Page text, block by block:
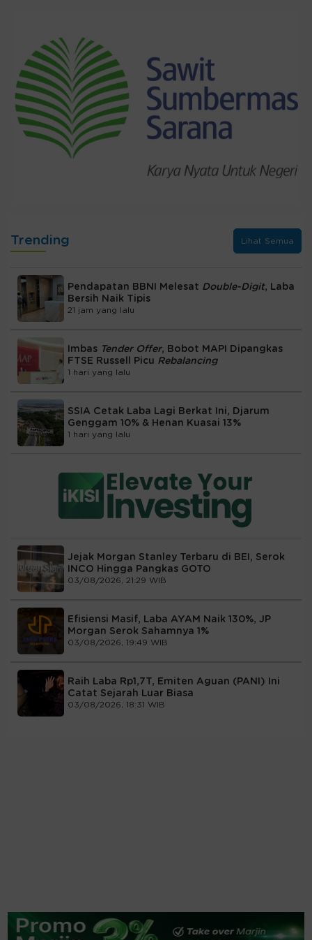
Trending Lihat Semua
Pendapatan BBNI Melesat Double-Digit, Laba
Bersih Naik Tipis
21 jam yang lalu
Imbas Tender Offer, Bobot MAPI Dipangkas
FTSE Russell Picu Rebalancing
1 hari yang lalu
SSIA Cetak Laba Lagi Berkat Ini, Djarum
Genggam 10% & Henan Kuasai 13%
1 hari yang lalu
Jejak Morgan Stanley Terbaru di BEI, Serok
INCO Hingga Pangkas GOTO
03/08/2026, 21:29 WIB
Efisiensi Masif, Laba AYAM Naik 130%, JP
Morgan Serok Sahamnya 1%
03/08/2026, 19:49 WIB
Raih Laba Rp1,7T, Emiten Aguan (PANI) Ini
Catat Sejarah Luar Biasa
03/08/2026, 18:31 WIB